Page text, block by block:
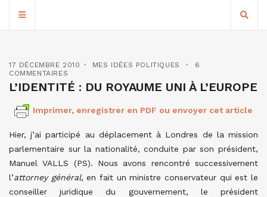
17 DÉCEMBRE 2010 MES IDÉES POLITIQUES
6
COMMENTAIRES
L’IDENTITÉ : DU ROYAUME UNI À L’EUROPE
Imprimer, enregistrer en PDF ou envoyer cet article
Hier, j’ai participé au déplacement à Londres de la mission
parlementaire sur la nationalité, conduite par son président,
Manuel VALLS (PS). Nous avons rencontré successivement
l’attorney général, en fait un ministre conservateur qui est le
conseiller juridique du gouvernement, le président